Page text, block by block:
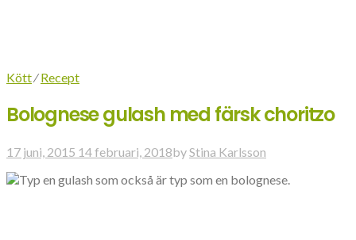
Kött⁄Recept
Bolognese gulash med färsk choritzo
17 juni, 2015 14 februari, 2018byStina Karlsson